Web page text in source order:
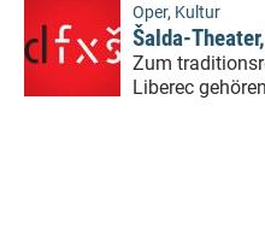
Oper, Kultur
Šalda-
Zum
Liberec